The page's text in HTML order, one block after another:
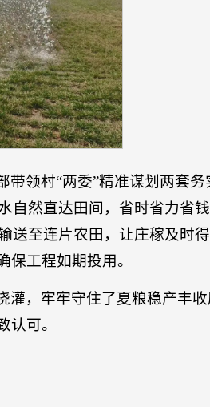
领村“两委”精准谋划两套
自然直达田间，省时省力省
送至连片农田，让庄稼及时
工程如期投用。
，牢牢守住了夏粮稳产丰
可。